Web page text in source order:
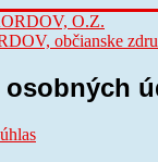
občianske